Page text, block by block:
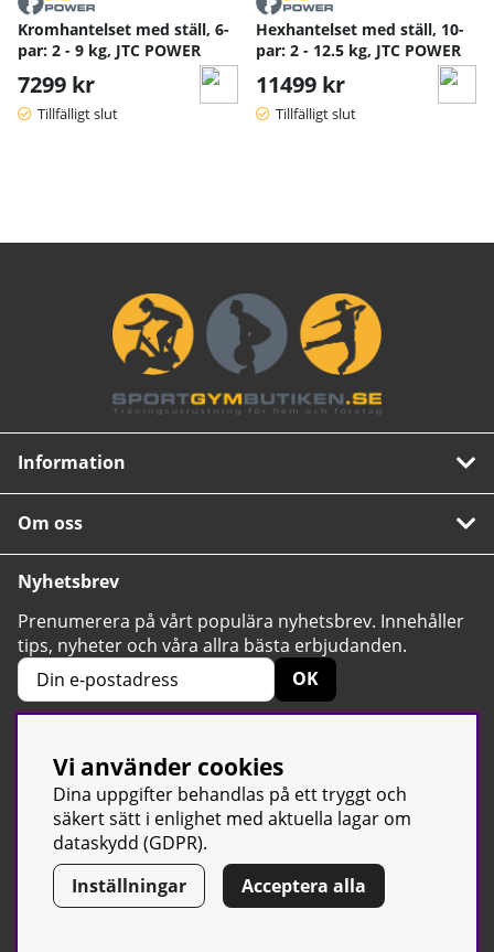
Kromhantelset med ställ, 6-
par: 2 - 9 kg, JTC POWER
7299 kr
Tillfälligt slut
Hexhantelset med ställ, 10-
par: 2 - 12.5 kg, JTC POWER
11499 kr
Tillfälligt slut
Information
Om oss
Nyhetsbrev
Prenumerera på vårt populära nyhetsbrev. Innehåller
tips, nyheter och våra allra bästa erbjudanden.
OK
4.6 Baserat på 2424 betyg
© Sport & Gym Butiken JTC AB | Kontakta oss| All rights reserved
| Org.nr: 556668-7058 | Tel: 0500-42 87 00
Vi använder cookies
Dina uppgifter behandlas på ett tryggt och
säkert sätt i enlighet med aktuella lagar om
dataskydd (GDPR).
Inställningar
Acceptera alla